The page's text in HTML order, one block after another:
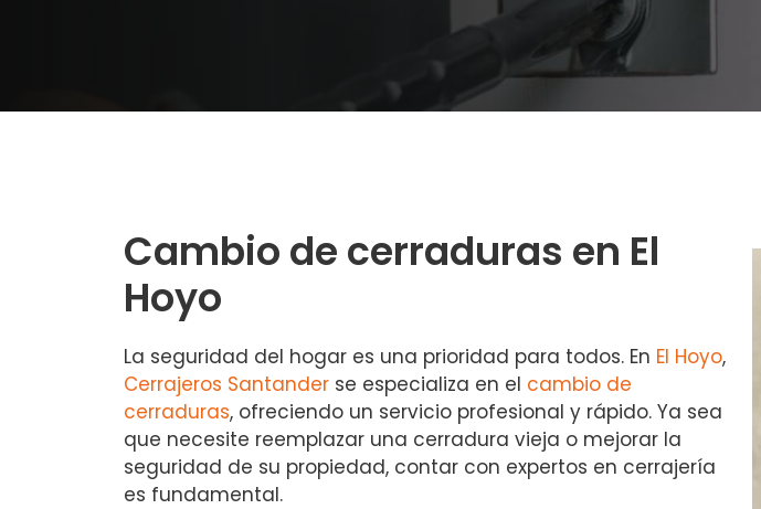
Cambio de cerraduras en El
Hoyo
La seguridad del hogar es una prioridad para todos. En El Hoyo,
Cerrajeros Santander se especializa en el cambio de
cerraduras, ofreciendo un servicio profesional y rápido. Ya sea
que necesite reemplazar una cerradura vieja o mejorar la
seguridad de su propiedad, contar con expertos en cerrajería
es fundamental.